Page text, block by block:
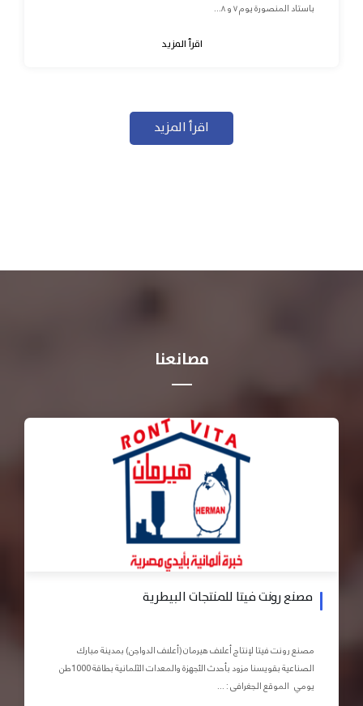
باستاد المنصورة يوم ٧ و ٨...
اقرأ المزيد
اقرأ المزيد
مصانعنا
مصنع رونت فيتا للمنتجات البيطرية
مصنع رونت فيتا لإنتاج أعلاف هيرمان (أعلاف الدواجن) بمدينة مبارك
الصناعية بقويسنا مزود بأحدث الأجهزة والمعدات الآلمانية بطاقة 1000طن
يومي الموقع الجغرافى : ...